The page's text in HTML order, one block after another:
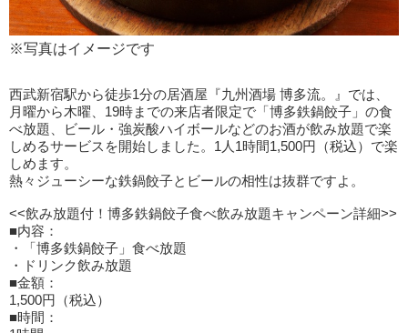
※写真はイメージです
西武新宿駅から徒歩1分の居酒屋『九州酒場 博多流。』では、
月曜から木曜、19時までの来店者限定で「博多鉄鍋餃子」の食
べ放題、ビール・強炭酸ハイボールなどのお酒が飲み放題で楽
しめるサービスを開始しました。1人1時間1,500円（税込）で楽
しめます。
熱々ジューシーな鉄鍋餃子とビールの相性は抜群ですよ。
<<飲み放題付！博多鉄鍋餃子食べ飲み放題キャンペーン詳細>>
■内容：
・「博多鉄鍋餃子」食べ放題
・ドリンク飲み放題
■金額：
1,500円（税込）
■時間：